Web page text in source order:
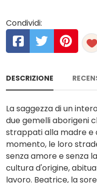
Condividi:
DESCRIZIONE
La saggezza di un
due gemelli aborigeni
strappati alla madre e
momento, le loro
senza amore e senza
cultura d'origine,
lavoro. Beatrice, la